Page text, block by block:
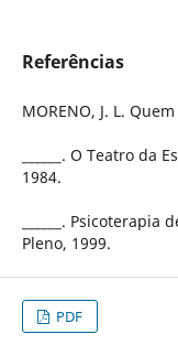
Referências
MORENO, J. L.
______. O Teatro
1984.
______.
Pleno, 1999.
PDF